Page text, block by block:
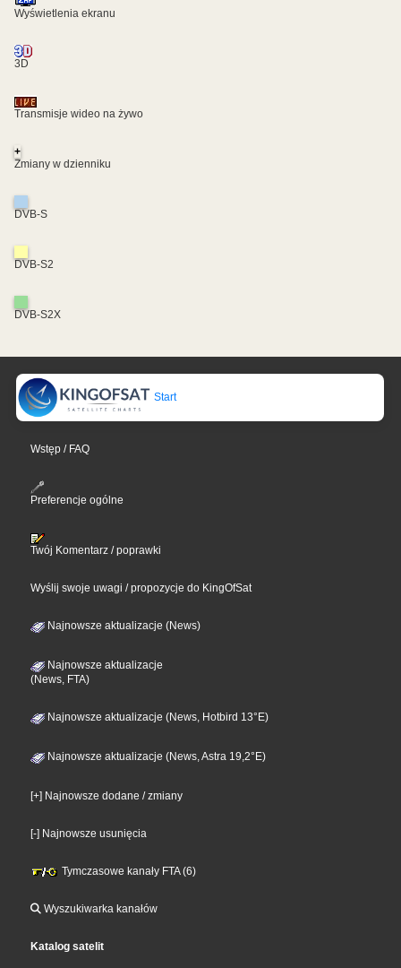
Wyświetlenia ekranu
3D
Transmisje wideo na żywo
+
Zmiany w dzienniku
DVB-S
DVB-S2
DVB-S2X
Start
Wstęp / FAQ
Preferencje ogólne
Twój Komentarz / poprawki
Wyślij swoje uwagi / propozycje do KingOfSat
Najnowsze aktualizacje (News)
Najnowsze aktualizacje
(News, FTA)
Najnowsze aktualizacje (News, Hotbird 13°E)
Najnowsze aktualizacje (News, Astra 19,2°E)
[+] Najnowsze dodane / zmiany
[-] Najnowsze usunięcia
Tymczasowe kanały FTA (6)
Wyszukiwarka kanałów
Katalog satelit